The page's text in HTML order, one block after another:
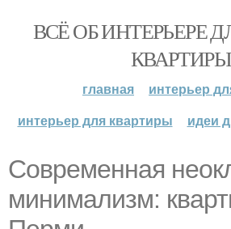
ВСЁ ОБ ИНТЕРЬЕРЕ
КВАРТИРЫ
главная
интерьер
интерьер для квартиры
идеи
Современная
минимализм: